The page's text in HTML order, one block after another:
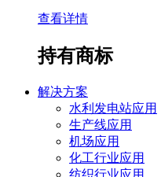
查看详情
持有商标
解决方案
水利发电站应用
生产线应用
机场应用
化工行业应用